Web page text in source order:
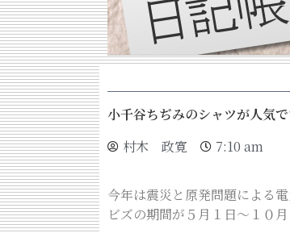
小千谷ちぢみのシャツが人気で
村木 政寛
7:10 am
今年は震災と原発問題による
ビズの期間が５月１日～１０